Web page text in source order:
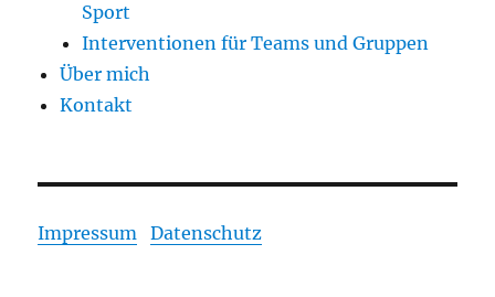
Sport
Interventionen für Teams und Gruppen
Über mich
Kontakt
Impressum Datenschutz